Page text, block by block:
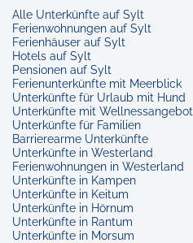
Alle Unterkünfte auf Sylt
Ferienwohnungen auf Sylt
Ferienhäuser auf Sylt
Hotels auf Sylt
Pensionen auf Sylt
Ferienunterkünfte mit Meerblick
Unterkünfte für Urlaub mit Hund
Unterkünfte mit Wellnessangebot
Unterkünfte für Familien
Barrierearme Unterkünfte
Unterkünfte in Westerland
Ferienwohnungen in Westerland
Unterkünfte in Kampen
Unterkünfte in Keitum
Unterkünfte in Hörnum
Unterkünfte in Rantum
Unterkünfte in Morsum